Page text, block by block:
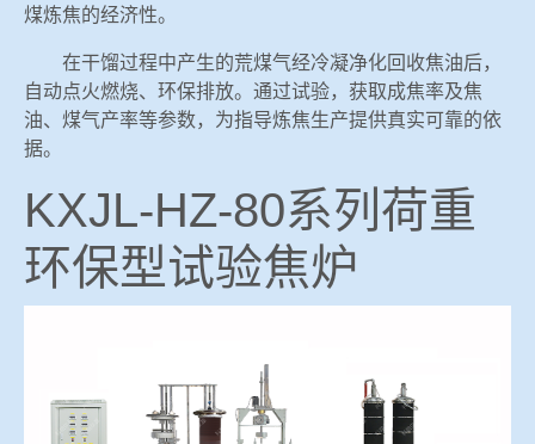
煤炼焦的经济性。
在干馏过程中产生的荒煤气经冷凝净化回收焦油后，
自动点火燃烧、环保排放。通过试验，获取成焦率及焦
油、煤气产率等参数，为指导炼焦生产提供真实可靠的依
据。
KXJL-HZ-80系列荷重
环保型试验焦炉